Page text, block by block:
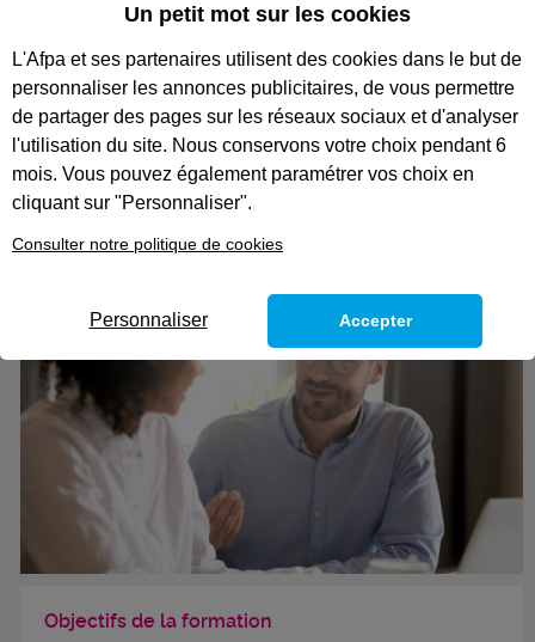
CODES
FORMATION DIGITALE POUR
MAÎTRE D'APPRENTISSAGE ET
TUTEUR (MATU)
Objectifs de la formation
Un petit mot sur les cookies
L'Afpa et ses partenaires utilisent des cookies dans le but de
personnaliser les annonces publicitaires, de vous permettre
de partager des pages sur les réseaux sociaux et d'analyser
l'utilisation du site. Nous conservons votre choix pendant 6
mois. Vous pouvez également paramétrer vos choix en
cliquant sur "Personnaliser".
Consulter notre politique de cookies
Personnaliser Accepter